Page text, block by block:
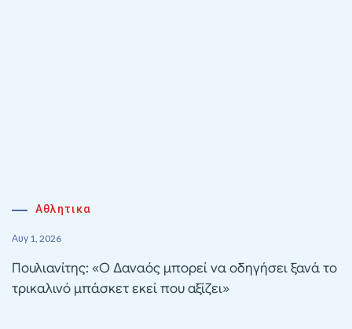
Αθλητικα
Αυγ 1, 2026
Πουλιανίτης: «Ο Δαναός μπορεί να οδηγήσει ξανά το
τρικαλινό μπάσκετ εκεί που αξίζει»